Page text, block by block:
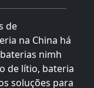
de
na China há
nimh
de lítio, bateria
soluções para